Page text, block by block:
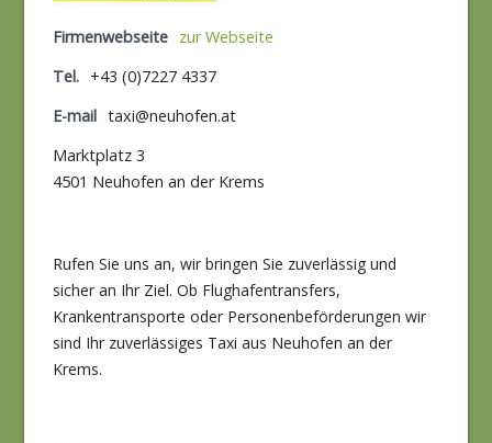
Firmenwebseite
zur Webseite
Tel.
+43 (0)7227 4337
E-mail taxi@neuhofen.at
Marktplatz 3
4501 Neuhofen an der Krems
Rufen Sie uns an, wir bringen Sie zuverlässig und
sicher an Ihr Ziel. Ob Flughafentransfers,
Krankentransporte oder Personenbeförderungen wir
sind Ihr zuverlässiges Taxi aus Neuhofen an der
Krems.